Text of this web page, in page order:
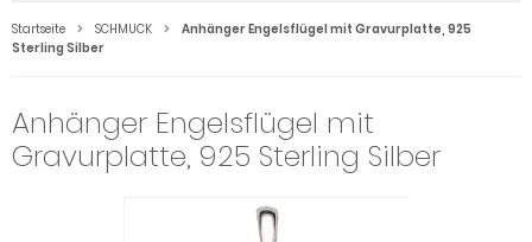
Startseite SCHMUCK
Anhänger Engelsflügel mit Gravurplatte, 925
Sterling Silber
Anhänger Engelsflügel mit
Gravurplatte, 925 Sterling Silber